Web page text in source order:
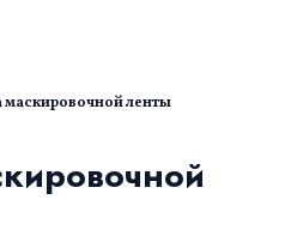
маскировочной ленты